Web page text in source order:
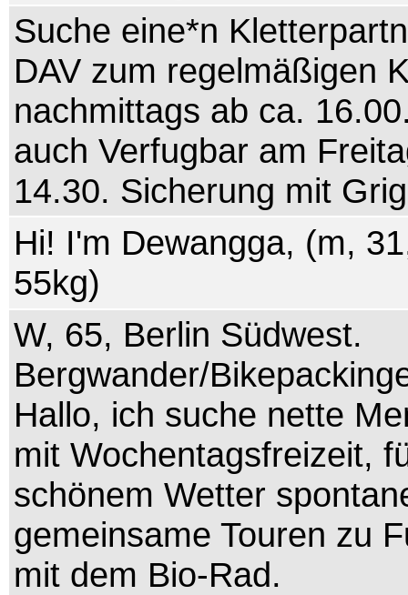
Suche eine*n
DAV zum regelmäßigen
nachmittags ab ca.
auch Verfugbar am
14.30. Sicherung mit
Hi! I'm Dewangga, (m,
55kg)
W, 65, Berlin Südwest.
Bergwander/
Hallo, ich suche nette
mit Wochentagsfreizeit,
schönem Wetter
gemeinsame Touren zu
mit dem Bio-Rad.